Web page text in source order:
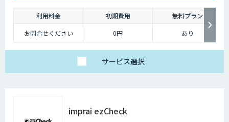
利用料金 初期費用
無料プラン
お問合せください
0円 あり
サービス選択
imprai ezCheck